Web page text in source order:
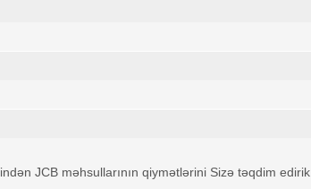
JCB məhsullarının qiymətlərini Sizə təqdim edirik.